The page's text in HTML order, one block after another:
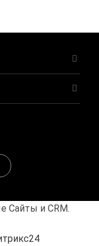
Сайты и CRM.